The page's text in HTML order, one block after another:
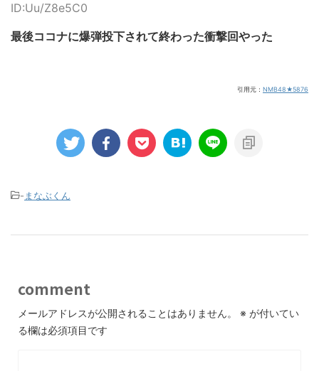
ID:Uu/Z8e5C0
最後ココナに爆弾投下されて終わった衝撃回やった
引用元： NMB48★5876
- まなぶくん
comment
メールアドレスが公開されることはありません。 ※ が付いてい
る欄は必須項目です